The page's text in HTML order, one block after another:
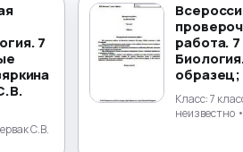
7
С.В.
работа. 7
образец;
Класс:7
неизвестно